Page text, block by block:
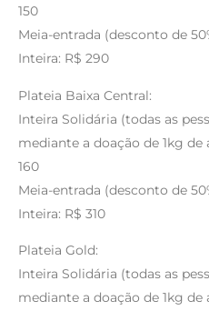
150
Meia-entrada (desconto de
Inteira: R$ 290
Plateia Baixa Central:
Inteira Solidária (todas as
mediante a doação de 1kg
160
Meia-entrada (desconto de
Inteira: R$ 310
Plateia Gold:
Inteira Solidária (todas as
mediante a doação de 1kg